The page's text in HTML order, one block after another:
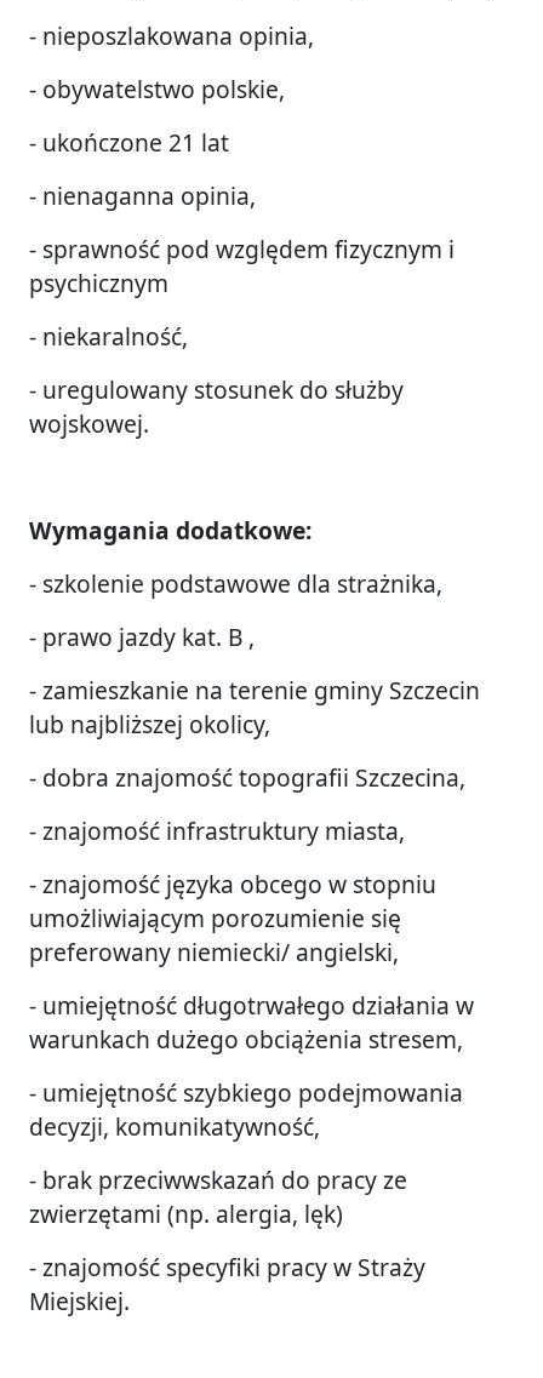
- nieposzlakowana opinia,
- obywatelstwo polskie,
- ukończone 21 lat
- nienaganna opinia,
- sprawność pod względem fizycznym i
psychicznym
- niekaralność,
- uregulowany stosunek do służby
wojskowej.
Wymagania dodatkowe:
- szkolenie podstawowe dla strażnika,
- prawo jazdy kat. B ,
- zamieszkanie na terenie gminy Szczecin
lub najbliższej okolicy,
- dobra znajomość topografii Szczecina,
- znajomość infrastruktury miasta,
- znajomość języka obcego w stopniu
umożliwiającym porozumienie się
preferowany niemiecki/ angielski,
- umiejętność długotrwałego działania w
warunkach dużego obciążenia stresem,
- umiejętność szybkiego podejmowania
decyzji, komunikatywność,
- brak przeciwwskazań do pracy ze
zwierzętami (np. alergia, lęk)
- znajomość specyfiki pracy w Straży
Miejskiej.